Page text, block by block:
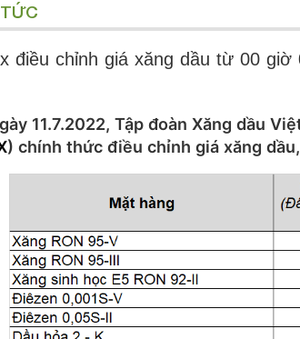
điều chỉnh giá xăng dầu từ 00 giờ
11.7.2022, Tập đoàn Xăng dầu
) chính thức điều chỉnh giá xăng